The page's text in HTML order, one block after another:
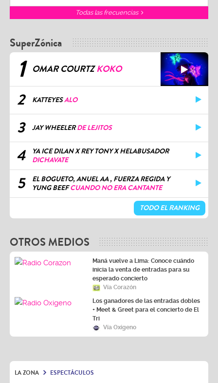
Todas las frecuencias
SuperZónica
1 OMAR COURTZKOKO
2 KATTEYESALO
3 JAY WHEELERDE LEJITOS
4
YA ICE DILAN X REY TONY X HELABUSADOR
DICHAVATE
5
EL BOGUETO, ANUEL AA , FUERZA REGIDA Y
YUNG BEEFCUANDO NO ERA CANTANTE
TODO EL RANKING
OTROS MEDIOS
Maná vuelve a Lima: Conoce cuándo
inicia la venta de entradas para su
esperado concierto
Vía Corazón
Los ganadores de las entradas dobles
+ Meet & Greet para el concierto de El
Tri
Vía Oxígeno
LA ZONA ESPECTÁCULOS